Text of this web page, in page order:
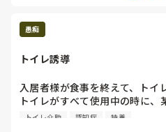
愚痴
トイレ誘導
入居者様が食事を終えて、トイ
トイレがすべて使用中の時に
自操可能、立位は手すりを持て
トイレ介助 認知症 特養